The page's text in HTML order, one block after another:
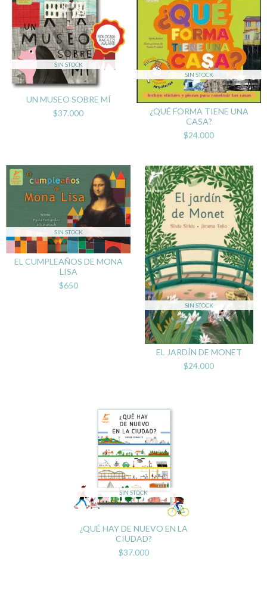
SIN STOCK
UN MUSEO SOBRE MÍ
$37.000
SIN STOCK
¿QUÉ FORMA TIENE UNA
CASA?
$24.000
SIN STOCK
EL CUMPLEAÑOS DE MONA
LISA
$650
SIN STOCK
EL JARDÍN DE MONET
$24.000
SIN STOCK
¿QUÉ HAY DE NUEVO EN LA
CIUDAD?
$37.000